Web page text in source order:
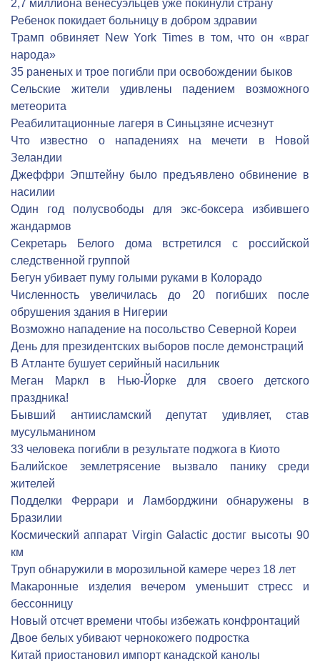
2,7 миллиона венесуэльцев уже покинули страну
Ребенок покидает больницу в добром здравии
Трамп обвиняет New York Times в том, что он «враг
народа»
35 раненых и трое погибли при освобождении быков
Сельские жители удивлены падением возможного
метеорита
Реабилитационные лагеря в Синьцзяне исчезнут
Что известно о нападениях на мечети в Новой
Зеландии
Джеффри Эпштейну было предъявлено обвинение в
насилии
Один год полусвободы для экс-боксера избившего
жандармов
Секретарь Белого дома встретился с российской
следственной группой
Бегун убивает пуму голыми руками в Колорадо
Численность увеличилась до 20 погибших после
обрушения здания в Нигерии
Возможно нападение на посольство Северной Кореи
День для президентских выборов после демонстраций
В Атланте бушует серийный насильник
Меган Маркл в Нью-Йорке для своего детского
праздника!
Бывший антиисламский депутат удивляет, став
мусульманином
33 человека погибли в результате поджога в Киото
Балийское землетрясение вызвало панику среди
жителей
Подделки Феррари и Ламборджини обнаружены в
Бразилии
Космический аппарат Virgin Galactic достиг высоты 90
км
Труп обнаружили в морозильной камере через 18 лет
Макаронные изделия вечером уменьшит стресс и
бессонницу
Новый отсчет времени чтобы избежать конфронтаций
Двое белых убивают чернокожего подростка
Китай приостановил импорт канадской канолы